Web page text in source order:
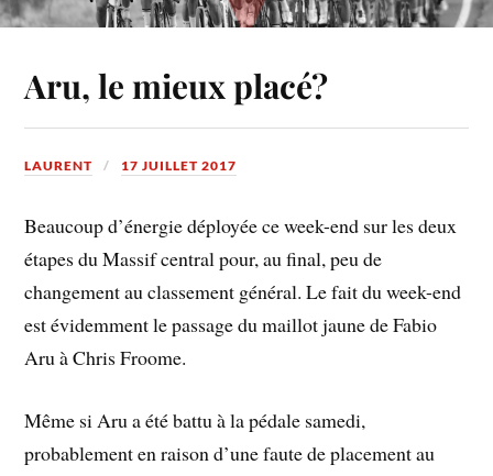
Aru, le mieux placé?
LAURENT 17 JUILLET 2017
Beaucoup d’énergie déployée ce week-end sur les deux
étapes du Massif central pour, au final, peu de
changement au classement général. Le fait du week-end
est évidemment le passage du maillot jaune de Fabio
Aru à Chris Froome.
Même si Aru a été battu à la pédale samedi,
probablement en raison d’une faute de placement au